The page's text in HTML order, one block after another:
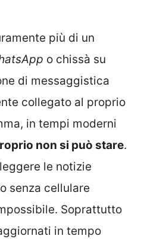
più di un
o chissà su
di messaggistica
collegato al proprio
in tempi moderni
non si può stare.
le notizie
senza cellulare
Soprattutto
in tempo